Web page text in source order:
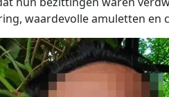
waardevolle amuletten en